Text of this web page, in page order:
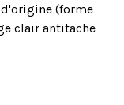
(forme
clair antitache